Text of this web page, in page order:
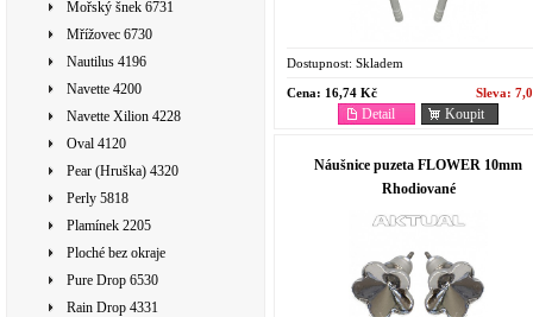
Mořský šnek 6731
Mřížovec 6730
Nautilus 4196
Navette 4200
Navette Xilion 4228
Oval 4120
Pear (Hruška) 4320
Perly 5818
Plamínek 2205
Ploché bez okraje
Pure Drop 6530
Rain Drop 4331
Dostupnost: Skladem
Cena: 16,74 Kč Sleva:
Koupit
Detail
Náušnice puzeta FLOWER 10mm
Rhodiované